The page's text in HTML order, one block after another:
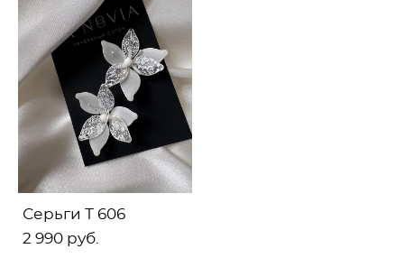
Серьги Т 606
2 990 pуб.